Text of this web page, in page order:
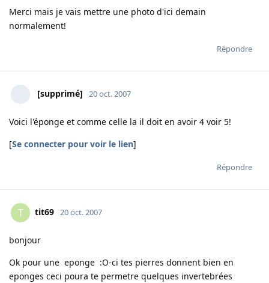
Merci mais je vais mettre une photo d'ici demain
normalement!
Répondre
[supprimé] 20 oct. 2007
Voici l'éponge et comme celle la il doit en avoir 4 voir 5!
[Se connecter pour voir le lien]
Répondre
T tit69 20 oct. 2007
bonjour
Ok pour une eponge :O-ci tes pierres donnent bien en
eponges ceci poura te permetre quelques invertebrées